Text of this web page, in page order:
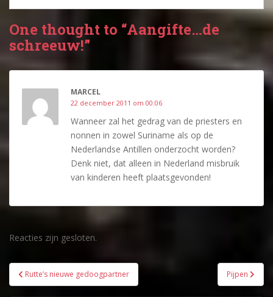
One thought to “Aangifte…de
schreeuw!”
MARCEL
22 december 2011 om 00:06
Wanneer zal het gedrag van de priesters en
nonnen in zowel Suriname als op de
Nederlandse Antillen onderzocht worden?
Denk niet, dat alleen in Nederland misbruik
van kinderen heeft plaatsgevonden!
Reacties zijn gesloten.
Bericht
navigatie
Rutte’s nieuwe gedoogpartner Pijpen